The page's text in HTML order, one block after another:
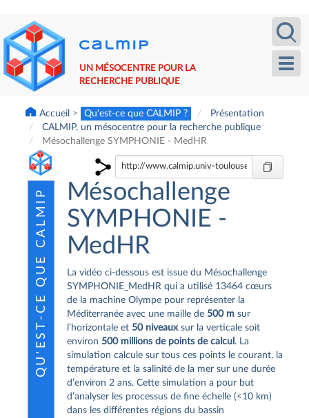
au
contenu
principal
UN MÉSOCENTRE POUR LA
RECHERCHE PUBLIQUE
Accueil Qu'est-ce que CALMIP ?
Présentation
CALMIP, un mésocentre pour la recherche publique
Mésochallenge SYMPHONIE - MedHR
Mésochallenge
SYMPHONIE -
MedHR
La vidéo ci-dessous est issue du Mésochallenge
SYMPHONIE_MedHR qui a utilisé 13464 cœurs
de la machine Olympe pour représenter la
Méditerranée avec une maille de 500 msur
l’horizontale et 50 niveauxsur la verticale soit
environ 500 millions de points de calcul. La
simulation calcule sur tous ces points le courant, la
température et la salinité de la mer sur une durée
d’environ 2 ans. Cette simulation a pour but
d’analyser les processus de fine échelle (<10 km)
dans les différentes régions du bassin